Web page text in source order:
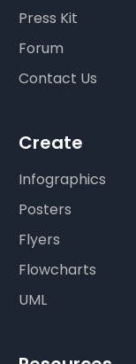
Press Kit
Forum
Contact Us
Create
Infographics
Posters
Flyers
Flowcharts
UML